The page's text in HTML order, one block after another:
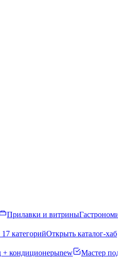
Прилавки и витрины
категорийОткрыть каталог-хаб
+ кондиционерыnew Мастер